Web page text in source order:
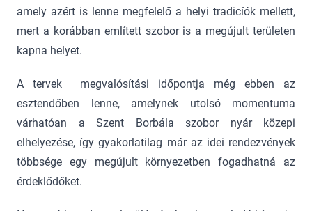
amely azért is lenne megfelelő a helyi tradicíók mellett,
mert a korábban említett szobor is a megújult területen
kapna helyet.
A tervek megvalósítási időpontja még ebben az
esztendőben lenne, amelynek utolsó momentuma
várhatóan a Szent Borbála szobor nyár közepi
elhelyezése, így gyakorlatilag már az idei rendezvények
többsége egy megújult környezetben fogadhatná az
érdeklődőket.